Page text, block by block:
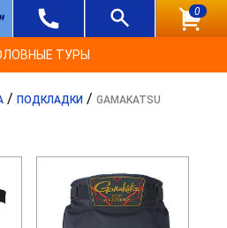
0
ТУРЫ
/ ПОДКЛАДКИ / GAMAKATSU